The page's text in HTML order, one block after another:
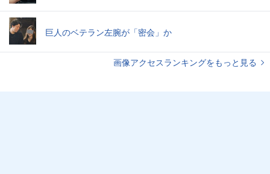
巨人のベテラン左腕が「密会」か
画像アクセスランキングをもっと見る